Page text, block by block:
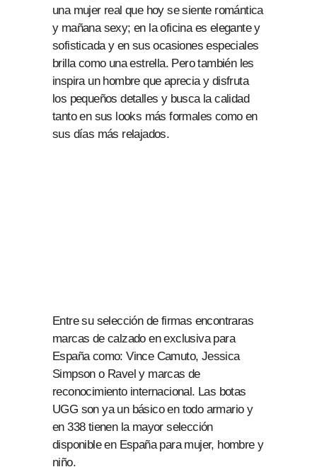
una mujer real que hoy se siente romántica
y mañana sexy; en la oficina es elegante y
sofisticada y en sus ocasiones especiales
brilla como una estrella. Pero también les
inspira un hombre que aprecia y disfruta
los pequeños detalles y busca la calidad
tanto en sus looks más formales como en
sus días más relajados.
Entre su selección de firmas encontraras
marcas de calzado en exclusiva para
España como: Vince Camuto, Jessica
Simpson o Ravel y marcas de
reconocimiento internacional. Las botas
UGG son ya un básico en todo armario y
en 338 tienen la mayor selección
disponible en España para mujer, hombre y
niño.